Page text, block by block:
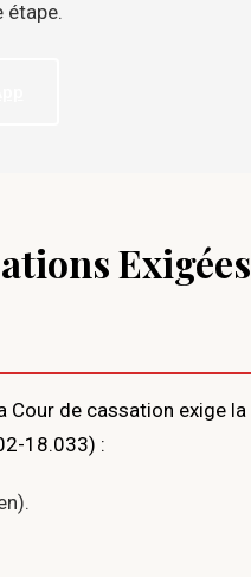
étape.
Exigées
Cour de cassation exige la
18.033) :